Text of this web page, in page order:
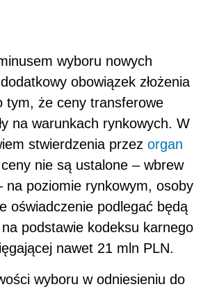
wyboru nowych
obowiązek złożenia
tym, że ceny transferowe
na warunkach rynkowych. W
stwierdzenia przez organ
nie są ustalone – wbrew
na poziomie rynkowym, osoby
oświadczenie podlegać będą
podstawie kodeksu karnego
nawet 21 mln PLN.
wyboru w odniesieniu do